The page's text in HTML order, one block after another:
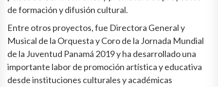
de formación y difusión cultural.
Entre otros proyectos, fue Directora General y
Musical de la Orquesta y Coro de la Jornada Mundial
de la Juventud Panamá 2019 y ha desarrollado una
importante labor de promoción artística y educativa
desde instituciones culturales y académicas